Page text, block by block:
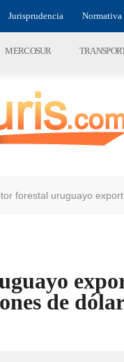
Jurisprudencia Normativa
MERCOSUR
forestal uruguayo
de